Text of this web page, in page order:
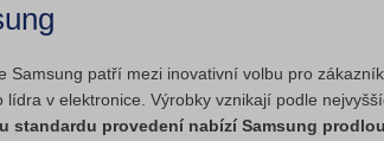
Samsung patří mezi inovativní volbu pro
lídra v elektronice. Výrobky vznikají podle
standardu provedení nabízí Samsung